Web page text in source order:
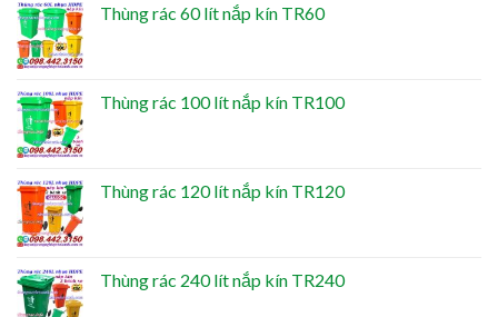
Thùng rác 60 lít nắp kín TR60
Thùng rác 100 lít nắp kín TR100
Thùng rác 120 lít nắp kín TR120
Thùng rác 240 lít nắp kín TR240